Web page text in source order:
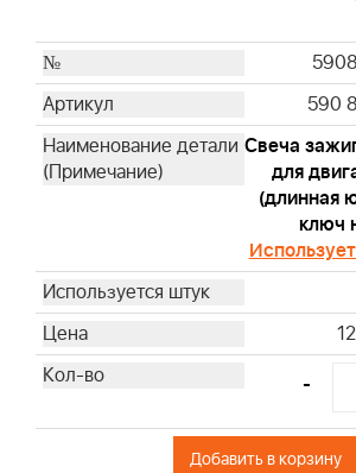
590
Свеча
для
(длинная
ключ
-
Добавить в корзину